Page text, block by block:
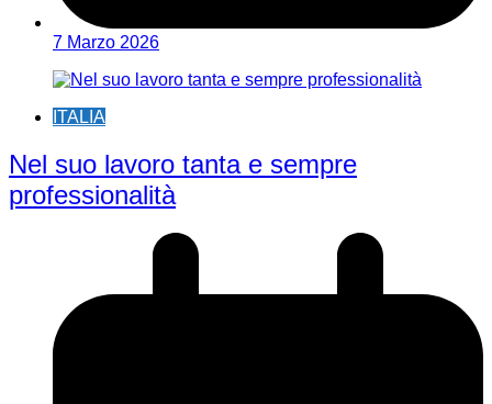
7 Marzo 2026
ITALIA
Nel suo lavoro tanta e sempre
professionalità